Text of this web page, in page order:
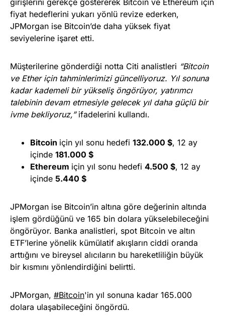
girişlerini gerekçe göstererek Bitcoin ve Ethereum için
fiyat hedeflerini yukarı yönlü revize ederken,
JPMorgan ise Bitcoin’de daha yüksek fiyat
seviyelerine işaret etti.
Müşterilerine gönderdiği notta Citi analistleri “Bitcoin
ve Ether için tahminlerimizi güncelliyoruz. Yıl sonuna
kadar kademeli bir yükseliş öngörüyor, yatırımcı
talebinin devam etmesiyle gelecek yıl daha güçlü bir
ivme bekliyoruz,”ifadelerini kullandı.
Bitcoin için yıl sonu hedefi 132.000 $, 12 ay
içinde 181.000 $
Ethereum için yıl sonu hedefi 4.500 $, 12 ay
içinde 5.440 $
JPMorgan ise Bitcoin’in altına göre değerinin altında
işlem gördüğünü ve 165 bin dolara yükselebileceğini
öngörüyor. Banka analistleri, spot Bitcoin ve altın
ETF’lerine yönelik kümülatif akışların ciddi oranda
arttığını ve bireysel alıcıların bu hareketliliğin büyük
bir kısmını yönlendirdiğini belirtti.
JPMorgan, #Bitcoin'in yıl sonuna kadar 165.000
dolara ulaşabileceğini öngördü.